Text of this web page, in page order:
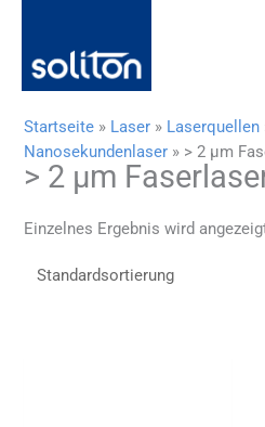
springen
Startseite » Laser » Laserquellen
Nanosekundenlaser » > 2 µm
> 2 µm
Einzelnes Ergebnis wird